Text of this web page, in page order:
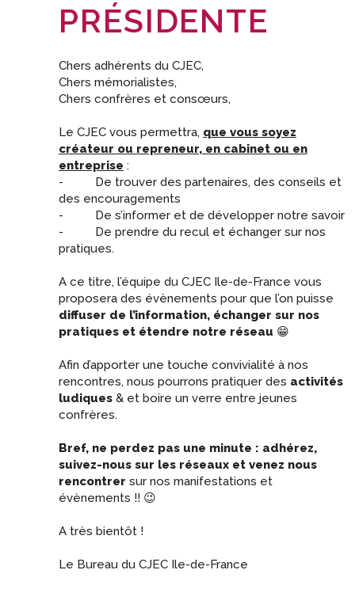
PRÉSIDENTE
Chers adhérents du CJEC,
Chers mémorialistes,
Chers confrères et consœurs,
Le CJEC vous permettra, que vous soyez
créateur ou repreneur, en cabinet ou en
entreprise :
- De trouver des partenaires, des conseils et
des encouragements
- De s’informer et de développer notre savoir
- De prendre du recul et échanger sur nos
pratiques.
A ce titre, l’équipe du CJEC Ile-de-France vous
proposera des évènements pour que l’on puisse
diffuser de l’information, échanger sur nos
pratiques et étendre notre réseau 😁
Afin d’apporter une touche convivialité à nos
rencontres, nous pourrons pratiquer des activités
ludiques & et boire un verre entre jeunes
confrères.
Bref, ne perdez pas une minute : adhérez,
suivez-nous sur les réseaux et venez nous
rencontrer sur nos manifestations et
évènements !! 😉
A très bientôt !
Le Bureau du CJEC Ile-de-France